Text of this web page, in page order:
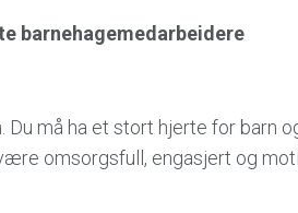
barnehagemedarbeidere
må ha et stort hjerte for barn
omsorgsfull, engasjert og